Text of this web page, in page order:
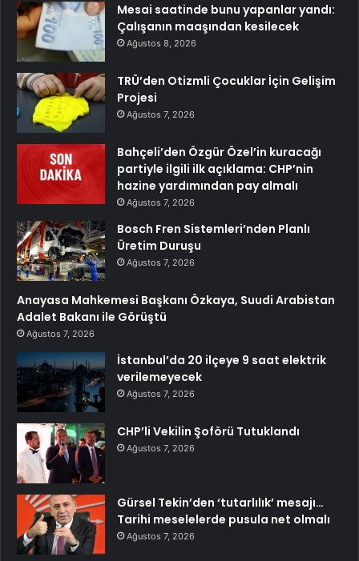
Mesai saatinde bunu yapanlar yandı:
Çalışanın maaşından kesilecek
Ağustos 8, 2026
TRÜ’den Otizmli Çocuklar İçin Gelişim
Projesi
Ağustos 7, 2026
Bahçeli’den Özgür Özel’in kuracağı
partiyle ilgili ilk açıklama: CHP’nin
hazine yardımından pay almalı
Ağustos 7, 2026
Bosch Fren Sistemleri’nden Planlı
Üretim Duruşu
Ağustos 7, 2026
Anayasa Mahkemesi Başkanı Özkaya, Suudi Arabistan
Adalet Bakanı ile Görüştü
Ağustos 7, 2026
İstanbul’da 20 ilçeye 9 saat elektrik
verilemeyecek
Ağustos 7, 2026
CHP’li Vekilin Şoförü Tutuklandı
Ağustos 7, 2026
Gürsel Tekin’den ‘tutarlılık’ mesajı…
Tarihi meselelerde pusula net olmalı
Ağustos 7, 2026